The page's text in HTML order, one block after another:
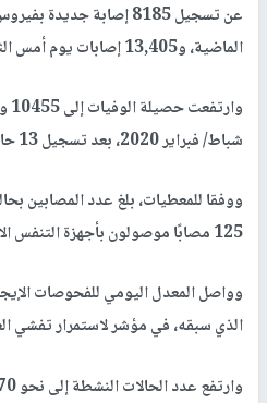
عن تسجيل 8185 إصابة
الماضية، و13,405 إصابات يوم أمس الثلاثاء.
شباط/ فبراير 2020، بعد تسجيل 13 حالة وفاة في الساعات الأخيرة.
125 مصابًا موصولون بأجهزة التنفس الاصطناعي.
وواصل المعدل اليومي للفحوصات
الذي سبقه، في مؤشر لاستمرار تفشي
وارتفع عدد الحالات النشطة إلى نحو 70 ألف حالة.